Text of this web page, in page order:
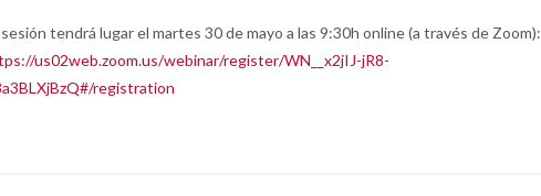
sesión tendrá lugar el martes 30 de mayo a las 9:30h online (a través de Zoom):
us02web.zoom.us/webinar/register/WN__x2jIJ-jR8-
registration